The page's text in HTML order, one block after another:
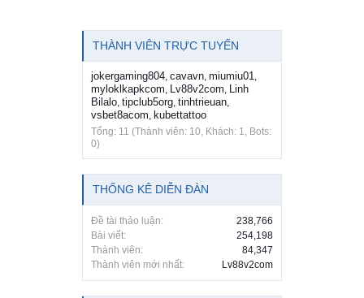
THÀNH VIÊN TRỰC TUYẾN
jokergaming804, cavavn, miumiu01,
myloklkapkcom, Lv88v2com, Linh
Bilalo, tipclub5org, tinhtrieuan,
vsbet8acom, kubettattoo
Tổng: 11 (Thành viên: 10, Khách: 1, Bots:
0)
THỐNG KÊ DIỄN ĐÀN
Đề tài thảo luận:
238,766
Bài viết:
254,198
Thành viên:
84,347
Thành viên mới nhất:
Lv88v2com